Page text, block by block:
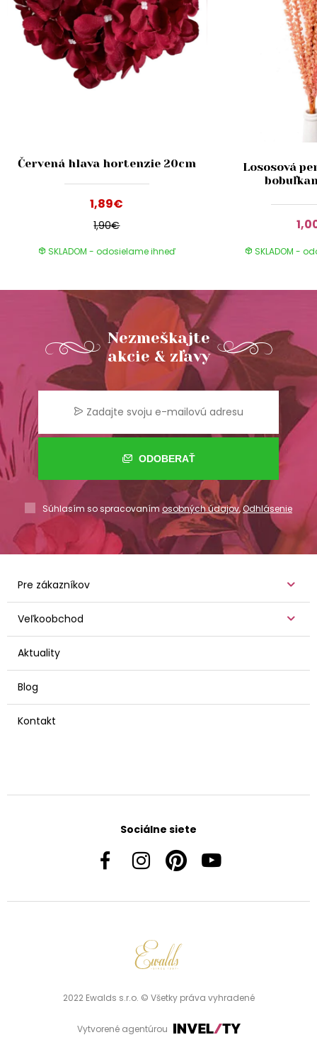
Červená hlava hortenzie 20cm
1,89€
1,90€
SKLADOM - odosielame ihneď
Lososová
SKLADOM -
Nezmeškajte
akcie & zľavy
ODOBERAŤ
Súhlasím so spracovaním osobných údajov,Odhlásenie
Pre zákazníkov
Veľkoobchod
Aktuality
Blog
Kontakt
Sociálne siete
2022 Ewalds s.r.o. © Všetky práva vyhradené
Vytvorené agentúrou